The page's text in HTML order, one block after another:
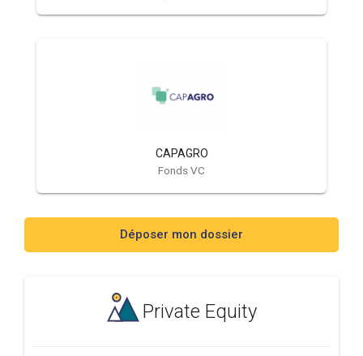
CAPAGRO
Fonds VC
Déposer mon dossier
Private Equity